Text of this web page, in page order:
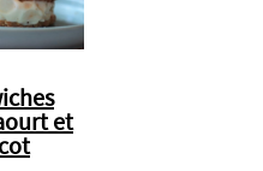
et